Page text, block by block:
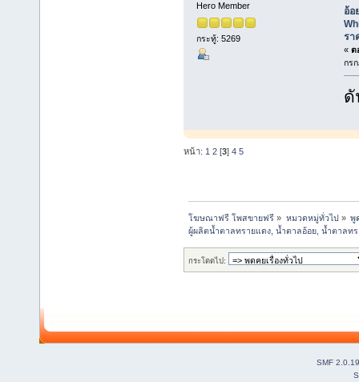
Hero Member
กระทู้: 5269
อ้อ
รา
« ต
กร
ดั
หน้า: 1 2 [3] 4 5
โฆษณาฟรี โพสขายฟรี » หมวดหมู่ทั่วไป» พู
ผู้ผลิตน้ำตาลทรายแดง, น้ำตาลอ้อย, น้ำตาลทร
กระโดดไป:
SMF 2.0.19